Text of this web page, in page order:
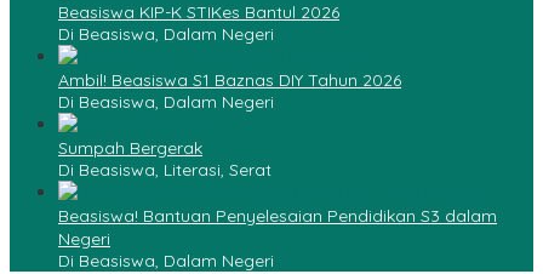
Beasiswa KIP-K STIKes Bantul 2026
Di Beasiswa, Dalam Negeri
Ambil! Beasiswa S1 Baznas DIY Tahun 2026
Di Beasiswa, Dalam Negeri
Sumpah Bergerak
Di Beasiswa, Literasi, Serat
Beasiswa! Bantuan Penyelesaian Pendidikan S3 dalam
Negeri
Di Beasiswa, Dalam Negeri